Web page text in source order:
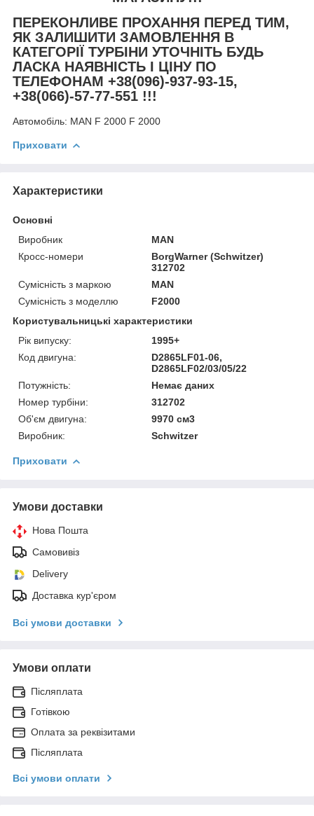
ПЕРЕКОНЛИВЕ ПРОХАННЯ ПЕРЕД ТИМ,
ЯК ЗАЛИШИТИ ЗАМОВЛЕННЯ В
КАТЕГОРІЇ ТУРБІНИ УТОЧНІТЬ БУДЬ
ЛАСКА НАЯВНІСТЬ І ЦІНУ ПО
ТЕЛЕФОНАМ +38(096)-937-93-15,
+38(066)-57-77-551 !!!
Автомобіль: MAN F 2000 F 2000
Приховати
Характеристики
Основні
Виробник
MAN
Кросс-номери
BorgWarner (Schwitzer)
312702
Сумісність з маркою
MAN
Сумісність з моделлю
F2000
Користувальницькі характеристики
Рік випуску:
1995+
Код двигуна:
D2865LF01-06,
D2865LF02/03/05/22
Потужність:
Немає даних
Номер турбіни:
312702
Об'єм двигуна:
9970 см3
Виробник:
Schwitzer
Приховати
Умови доставки
Нова Пошта
Самовивіз
Delivery
Доставка кур'єром
Всі умови доставки
Умови оплати
Післяплата
Готівкою
Оплата за реквізитами
Післяплата
Всі умови оплати